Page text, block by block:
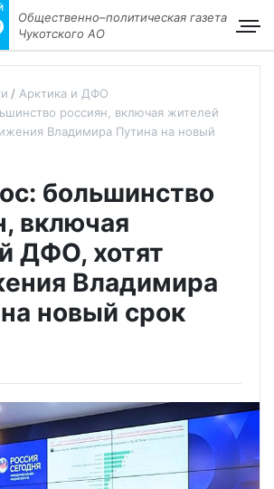
Общественно–политическая газета
Чукотского АО
Арктика и ДФО
россиян, включая жителей
Владимира Путина на новый
большинство
включая
ДФО, хотят
Владимира
новый срок